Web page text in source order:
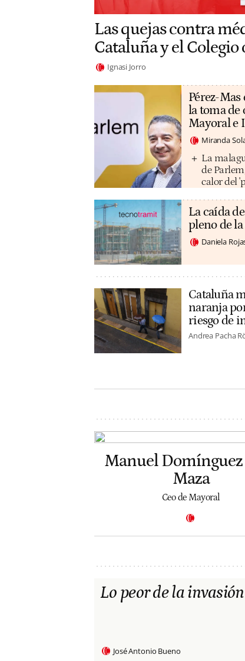
Las quejas contra
Cataluña y el
Ignasi Jorro
Pérez-Mas
la toma
Mayoral e
Miranda
La
de
calor del
La caída
pleno de
Daniela
Cataluña
naranja
riesgo de
Andrea Pacha
Manuel Domínguez
Maza
Ceo de Mayoral
Lo peor de la invasión
José Antonio Bueno